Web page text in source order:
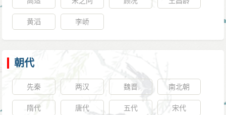
黄滔 李峤
朝代
先秦 两汉 魏晋 南北朝
隋代 唐代 五代 宋代